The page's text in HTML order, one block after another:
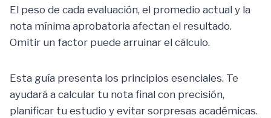
El peso de cada evaluación, el promedio actual y la
nota mínima aprobatoria afectan el resultado.
Omitir un factor puede arruinar el cálculo.
Esta guía presenta los principios esenciales. Te
ayudará a calcular tu nota final con precisión,
planificar tu estudio y evitar sorpresas académicas.